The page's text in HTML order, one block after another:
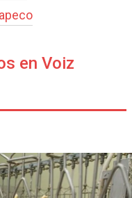
en Voiz